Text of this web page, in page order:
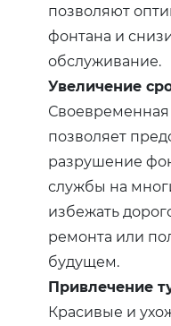
позволяют
фонтана и
обслуживание.
Увеличение
Своевременная
позволяет
разрушение
службы на
избежать
ремонта или
будущем.
Привлечение
Красивые и